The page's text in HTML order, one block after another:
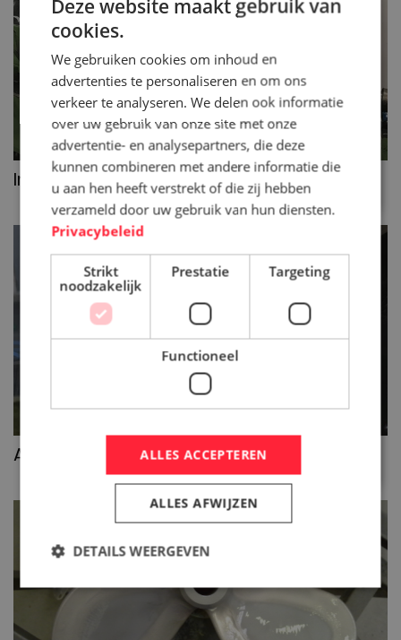
Inconel
Aluminiumbrons
Deze website maakt gebruik van
cookies.
We gebruiken cookies om inhoud en
advertenties te personaliseren en om ons
verkeer te analyseren. We delen ook informatie
over uw gebruik van onze site met onze
advertentie- en analysepartners, die deze
kunnen combineren met andere informatie die
u aan hen heeft verstrekt of die zij hebben
verzameld door uw gebruik van hun diensten.
Privacybeleid
Strikt
noodzakelijk
Prestatie Targeting
Functioneel
ALLES ACCEPTEREN
ALLES AFWIJZEN
DETAILS WEERGEVEN